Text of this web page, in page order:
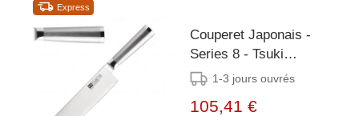
Express
Couperet Japonais -
Series 8 - Tsuki
160mm - Poids: 230g
1-3 jours ouvrés
105,41 €